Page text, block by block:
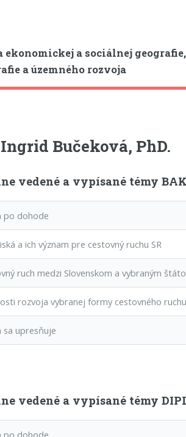
ekonomickej a sociálnej geografie,
a územného rozvoja
Bučeková, PhD.
vedené a vypísané témy
po dohode
a ich význam pre cestovný ruchu SR
ruch medzi Slovenskom a vybraným
rozvoja vybranej formy cestovného ruchu
sa upresňuje
vedené a vypísané témy
po dohode